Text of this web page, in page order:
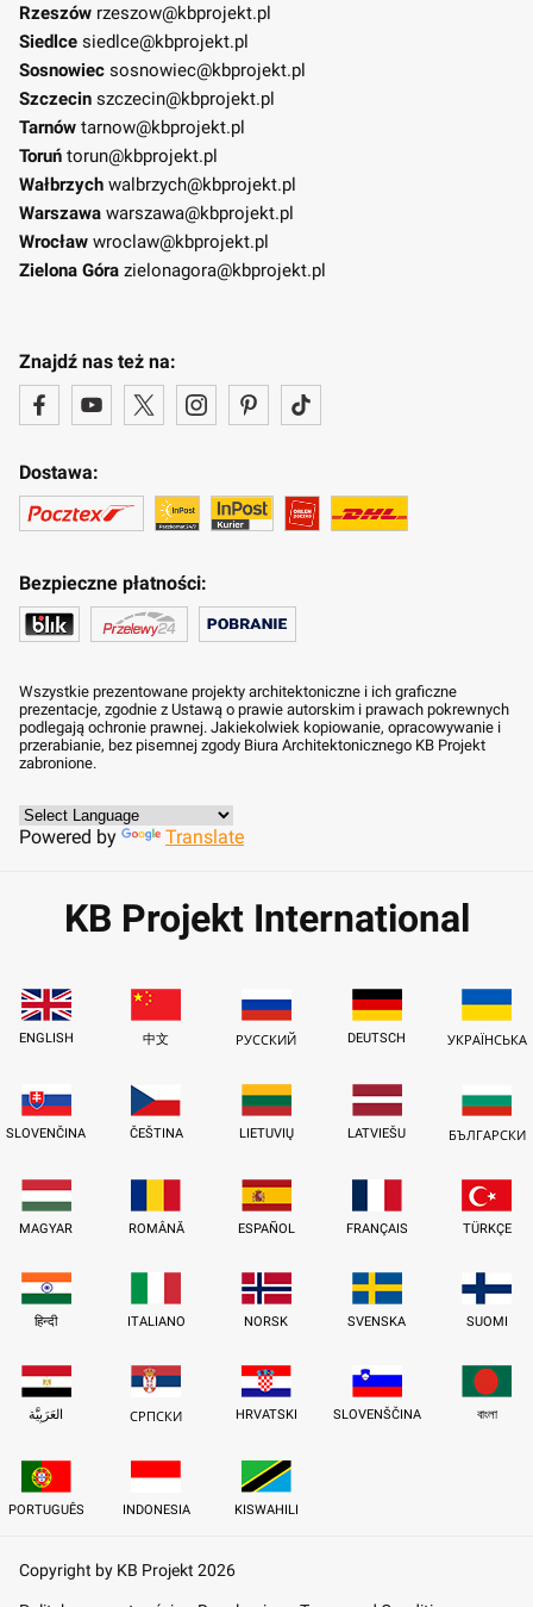
Rzeszów rzeszow@kbprojekt.pl
Siedlce siedlce@kbprojekt.pl
Sosnowiec sosnowiec@kbprojekt.pl
Szczecin szczecin@kbprojekt.pl
Tarnów tarnow@kbprojekt.pl
Toruń torun@kbprojekt.pl
Wałbrzych walbrzych@kbprojekt.pl
Warszawa warszawa@kbprojekt.pl
Wrocław wroclaw@kbprojekt.pl
Zielona Góra zielonagora@kbprojekt.pl
Znajdź nas też na:
Dostawa:
Bezpieczne płatności:
Wszystkie prezentowane projekty architektoniczne i ich graficzne
prezentacje, zgodnie z Ustawą o prawie autorskim i prawach pokrewnych
podlegają ochronie prawnej. Jakiekolwiek kopiowanie, opracowywanie i
przerabianie, bez pisemnej zgody Biura Architektonicznego KB Projekt
zabronione.
Powered by Translate
KB Projekt International
ENGLISH 中文 РУССКИЙ DEUTSCH УКРАЇНСЬКА
SLOVENČINA ČEŠTINA LIETUVIŲ LATVIEŠU БЪЛГАРСКИ
MAGYAR ROMÂNĂ ESPAÑOL FRANÇAIS TÜRKÇE
हिन्दी ITALIANO NORSK SVENSKA SUOMI
العَرَبِيَّة СРПСКИ HRVATSKI SLOVENŠČINA বাংলা
PORTUGUÊS INDONESIA KISWAHILI
Copyright by KB Projekt 2026